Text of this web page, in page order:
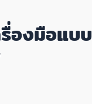
องมือแ